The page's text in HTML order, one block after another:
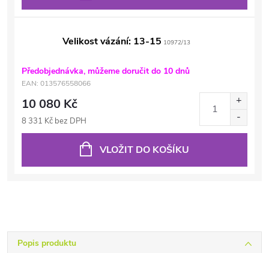
Velikost vázání: 13-15 10972/13
Předobjednávka, můžeme doručit do 10 dnů
EAN: 013576558066
10 080 Kč
8 331 Kč bez DPH
VLOŽIT DO KOŠÍKU
Popis produktu